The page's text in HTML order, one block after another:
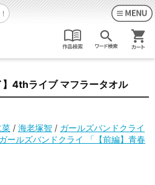
】4thライブ マフラータオル
菜 / 海老塚智 / ガールズバンドクライ
ールズバンドクライ 「【前編】青春